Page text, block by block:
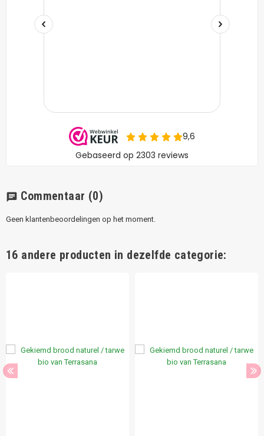
chat Commentaar (0)
Geen klantenbeoordelingen op het moment.
16 andere producten in dezelfde categorie: